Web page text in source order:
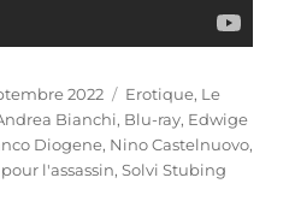
2022 Catégories
Erotique, Le
Bianchi, Blu-ray, Edwige
Diogene, Nino Castelnuovo,
l'assassin,Solvi Stubing